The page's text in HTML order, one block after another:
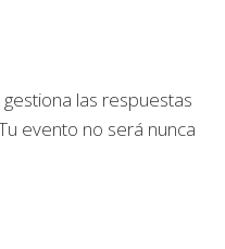
las respuestas
evento no será nunca